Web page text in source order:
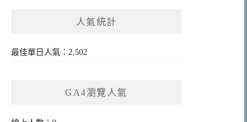
人氣統計
最佳單日人氣：2,502
GA4瀏覽人氣